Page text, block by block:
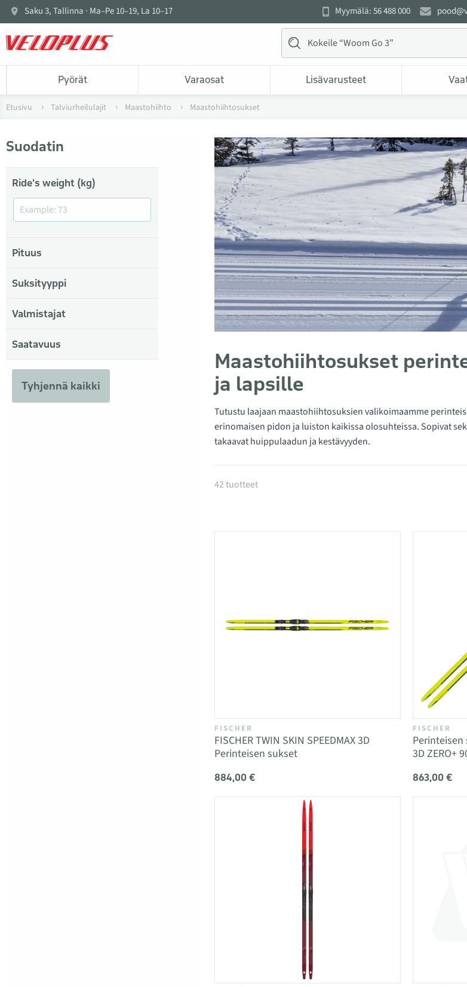
Saku 3, Tallinna · Ma–Pe 10–19, La 10–17 Myymälä: 56 488 000
Pyörät Varaosat Lisävarusteet
Etusivu Talviurheilulajit Maastohiihto Maastohiihtosukset
Maastohiihtosukset
ja lapsille
Tutustu laajaan maastohiihtosuksien valikoimaamme
erinomaisen pidon ja luiston kaikissa olosuhteissa. Sopivat
takaavat huippulaadun ja kestävyyden.
Suodatin
Ride's weight (kg)
Pituus
Suksityyppi
Valmistajat
Saatavuus
Tyhjennä kaikki
Tuotteet kategoriassa Maastohiihtosukset
42 tuotteet
FISCHER
FISCHER TWIN SKIN SPEEDMAX 3D
Perinteisen sukset
884,00 €
FISCHER
Perinteisen
3D ZERO+
863,00 €